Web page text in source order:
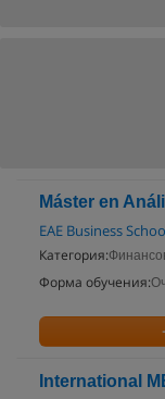
Máster en
EAE Business
Категория:
Форма обучения:
International